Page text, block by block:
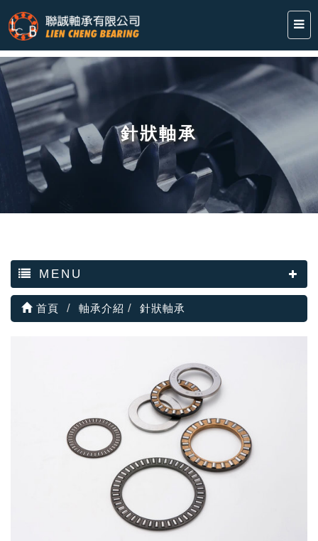
針狀軸承
MENU
首頁 軸承介紹 針狀軸承